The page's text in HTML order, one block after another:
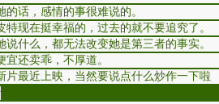
的话，感情的事很难说的。
特现在挺幸福的，过去的就不要追究了。
说什么，都无法改变她是第三者的事实。
宜还卖乖，不厚道。
片最近上映，当然要说点什么炒作一下啦